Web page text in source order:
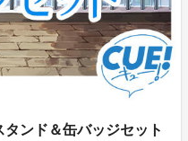
ンド＆缶バッジセット